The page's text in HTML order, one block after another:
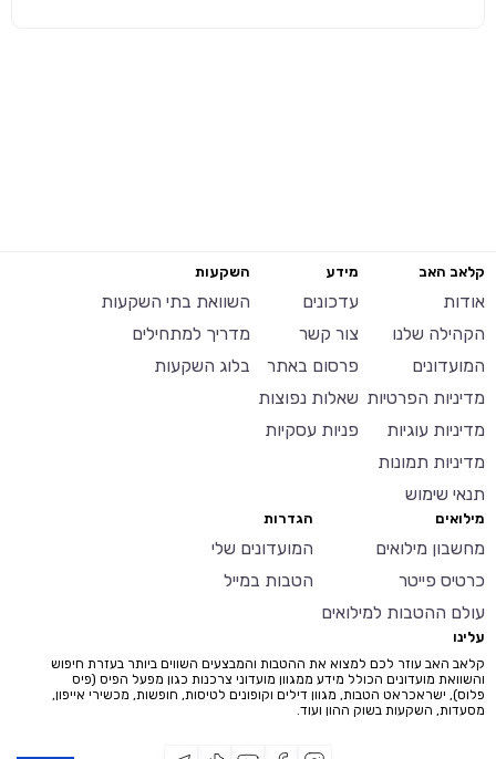
קלאב האב
אודות
הקהילה שלנו
המועדונים
מדיניות הפרטיות
מדיניות עוגיות
מדיניות תמונות
תנאי שימוש
מידע
עדכונים
צור קשר
פרסום באתר
שאלות נפוצות
פניות עסקיות
השקעות
השוואת בתי השקעות
מדריך למתחילים
בלוג השקעות
מילואים
מחשבון מילואים
כרטיס פייטר
עולם ההטבות למילואים
הגדרות
המועדונים שלי
הטבות במייל
עלינו
קלאב האב עוזר לכם למצוא את ההטבות והמבצעים השווים ביותר בעזרת חיפוש
והשוואת מועדונים הכולל מידע ממגוון מועדוני צרכנות כגון מפעל הפיס (פיס
פלוס), ישראכראט הטבות, מגוון דילים וקופונים לטיסות, חופשות, מכשירי אייפון,
מסעדות, השקעות בשוק ההון ועוד.